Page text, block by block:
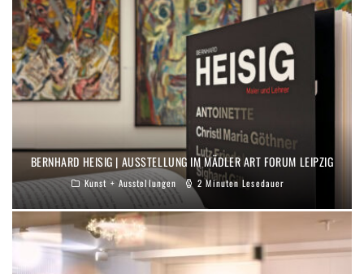
BERNHARD HEISIG | AUSSTELLUNG IM MÄDLER ART FORUM LEIPZIG
Kunst + Ausstellungen 2 Minuten Lesedauer